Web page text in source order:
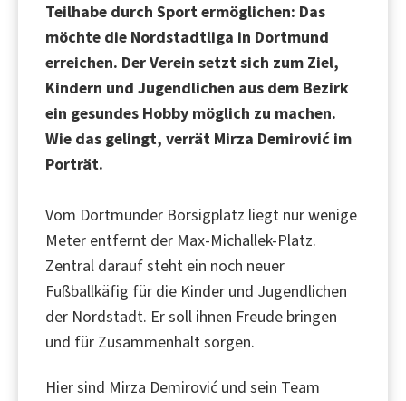
Teilhabe durch Sport ermöglichen: Das
möchte die Nordstadtliga in Dortmund
erreichen. Der Verein setzt sich zum Ziel,
Kindern und Jugendlichen aus dem Bezirk
ein gesundes Hobby möglich zu machen.
Wie das gelingt, verrät Mirza Demirović im
Porträt.
Vom Dortmunder Borsigplatz liegt nur wenige
Meter entfernt der Max-Michallek-Platz.
Zentral darauf steht ein noch neuer
Fußballkäfig für die Kinder und Jugendlichen
der Nordstadt. Er soll ihnen Freude bringen
und für Zusammenhalt sorgen.
Hier sind Mirza Demirović und sein Team